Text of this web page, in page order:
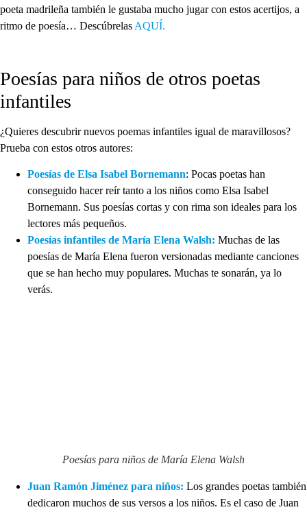
poeta madrileña también le gustaba mucho jugar con estos acertijos, a
ritmo de poesía… Descúbrelas AQUÍ.
Poesías para niños de otros poetas
infantiles
¿Quieres descubrir nuevos poemas infantiles igual de maravillosos?
Prueba con estos otros autores:
Poesías de Elsa Isabel Bornemann: Pocas poetas han
conseguido hacer reír tanto a los niños como Elsa Isabel
Bornemann. Sus poesías cortas y con rima son ideales para los
lectores más pequeños.
Poesías infantiles de María Elena Walsh: Muchas de las
poesías de María Elena fueron versionadas mediante canciones
que se han hecho muy populares. Muchas te sonarán, ya lo
verás.
Poesías para niños de María Elena Walsh
Juan Ramón Jiménez para niños: Los grandes poetas también
dedicaron muchos de sus versos a los niños. Es el caso de Juan